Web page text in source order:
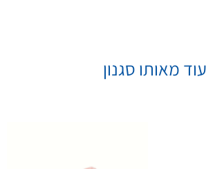
עוד מאותו סגנון